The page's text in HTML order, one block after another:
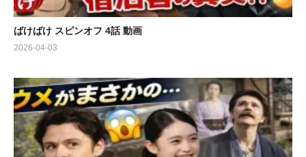
ばけばけ スピンオフ 4話 動画
2026-04-03